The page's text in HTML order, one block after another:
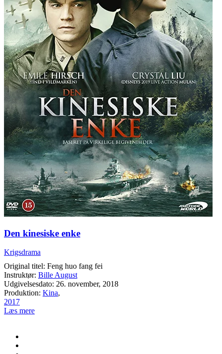
Den kinesiske enke
Krigsdrama
Original titel: Feng huo fang fei
Instruktør: Bille August
Udgivelsesdato: 26. november, 2018
Produktion: Kina,
2017
Læs mere